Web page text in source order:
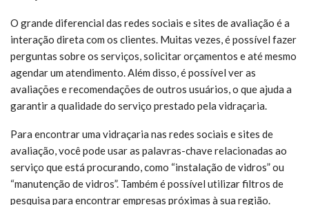
O grande diferencial das redes sociais e sites de avaliação é a
interação direta com os clientes. Muitas vezes, é possível fazer
perguntas sobre os serviços, solicitar orçamentos e até mesmo
agendar um atendimento. Além disso, é possível ver as
avaliações e recomendações de outros usuários, o que ajuda a
garantir a qualidade do serviço prestado pela vidraçaria.
Para encontrar uma vidraçaria nas redes sociais e sites de
avaliação, você pode usar as palavras-chave relacionadas ao
serviço que está procurando, como “instalação de vidros” ou
“manutenção de vidros”. Também é possível utilizar filtros de
pesquisa para encontrar empresas próximas à sua região.